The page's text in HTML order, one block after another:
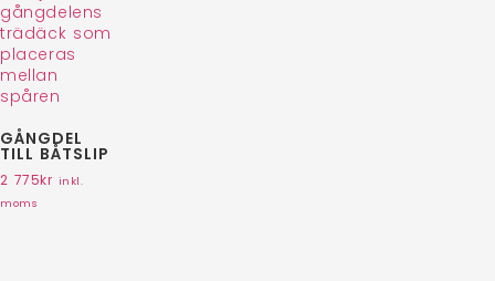
GÅNGDEL
TILL BÅTSLIP
2 775kr inkl.
moms